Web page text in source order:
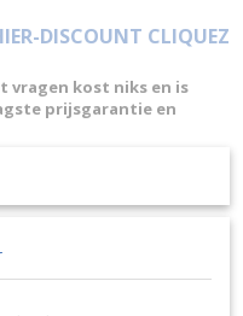
DISCOUNT CLIQUEZ
vragen kost niks en is
prijsgarantie en
een KORTING inclusief
warmtepomp van
een stille werking met
Turbo Silence Tech®?